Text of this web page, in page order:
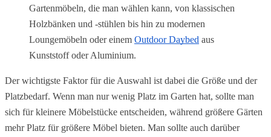
Gartenmöbeln, die man wählen kann, von klassischen
Holzbänken und -stühlen bis hin zu modernen
Loungemöbeln oder einem Outdoor Daybed aus
Kunststoff oder Aluminium.
Der wichtigste Faktor für die Auswahl ist dabei die Größe und der
Platzbedarf. Wenn man nur wenig Platz im Garten hat, sollte man
sich für kleinere Möbelstücke entscheiden, während größere Gärten
mehr Platz für größere Möbel bieten. Man sollte auch darüber